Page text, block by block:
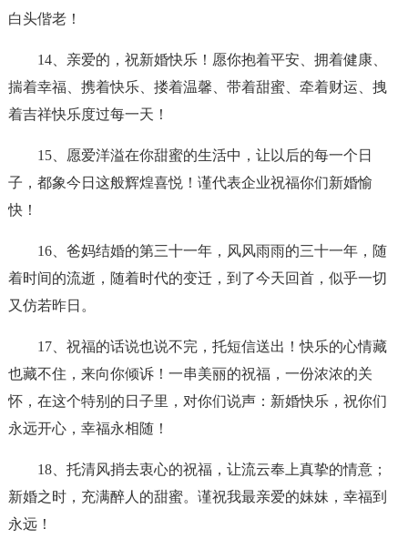
白头偕老！
14、亲爱的，祝新婚快乐！愿你抱着平安、拥着健康、
揣着幸福、携着快乐、搂着温馨、带着甜蜜、牵着财运、拽
着吉祥快乐度过每一天！
15、愿爱洋溢在你甜蜜的生活中，让以后的每一个日
子，都象今日这般辉煌喜悦！谨代表企业祝福你们新婚愉
快！
16、爸妈结婚的第三十一年，风风雨雨的三十一年，随
着时间的流逝，随着时代的变迁，到了今天回首，似乎一切
又仿若昨日。
17、祝福的话说也说不完，托短信送出！快乐的心情藏
也藏不住，来向你倾诉！一串美丽的祝福，一份浓浓的关
怀，在这个特别的日子里，对你们说声：新婚快乐，祝你们
永远开心，幸福永相随！
18、托清风捎去衷心的祝福，让流云奉上真挚的情意；
新婚之时，充满醉人的甜蜜。谨祝我最亲爱的妹妹，幸福到
永远！